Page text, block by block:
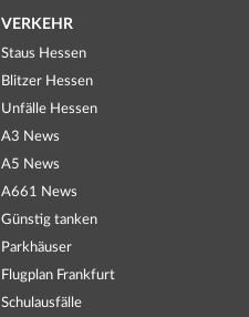
VERKEHR
Staus Hessen
Blitzer Hessen
Unfälle Hessen
A3 News
A5 News
A661 News
Günstig tanken
Parkhäuser
Flugplan Frankfurt
Schulausfälle